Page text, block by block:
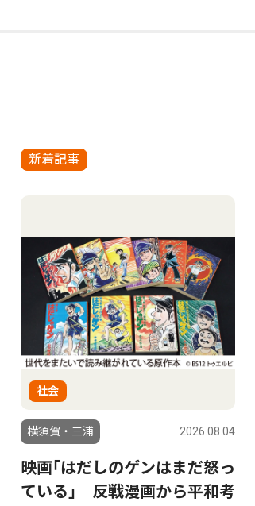
新着記事
社会
横須賀・三浦 2026.08.04
映画｢はだしのゲンはまだ怒っ
ている｣ 反戦漫画から平和考